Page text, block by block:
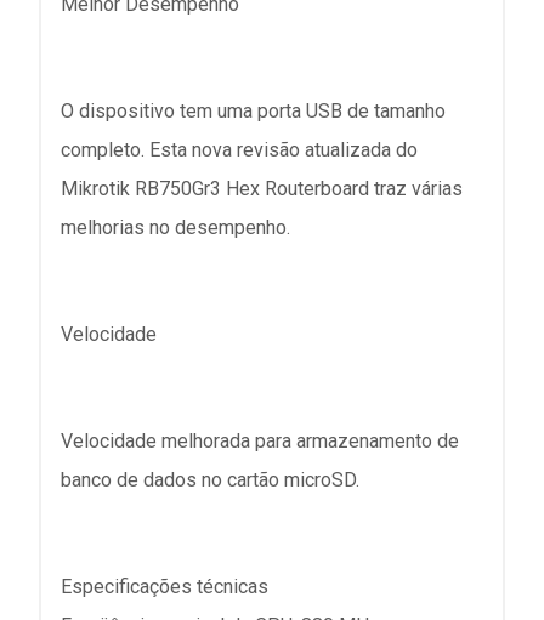
O dispositivo tem uma porta USB de tamanho
completo. Esta nova revisão atualizada do
Mikrotik RB750Gr3 Hex Routerboard traz várias
melhorias no desempenho.
Velocidade
Velocidade melhorada para armazenamento de
banco de dados no cartão microSD.
Especificações técnicas